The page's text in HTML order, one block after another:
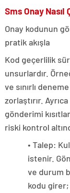
Sms Onay Nasıl
Onay kodunun
pratik akışla
Kod geçerlilik
unsurlardır.
ve sınırlı
zorlaştırır.
gönderimi
riski kontrol
• Talep:
istenir.
ve durum
kodu